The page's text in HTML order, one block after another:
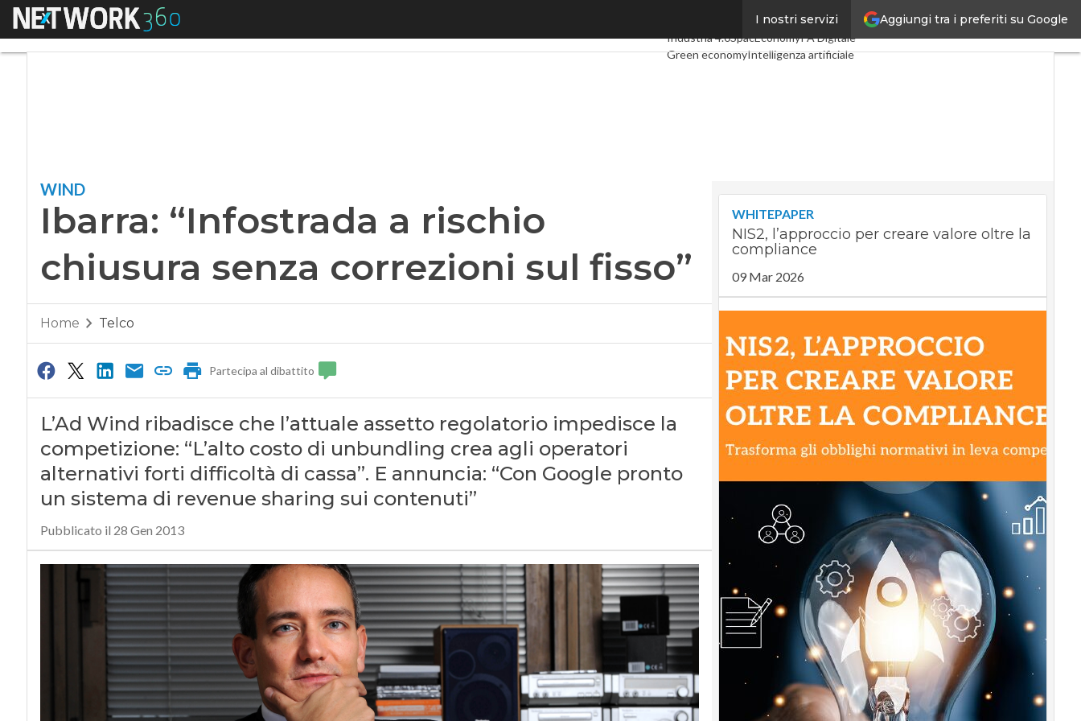
Aggiungi tra i preferiti su Google
I nostri servizi
Menu Digital EconomyTelco
Industria 4.0SpacEconomyPA Digitale
Green economyIntelligenza artificiale
WIND
Ibarra: “Infostrada a rischio
chiusura senza correzioni sul fisso”
Home Telco
Partecipa al dibattito
L’Ad Wind ribadisce che l’attuale assetto regolatorio impedisce la
competizione: “L’alto costo di unbundling crea agli operatori
alternativi forti difficoltà di cassa”. E annuncia: “Con Google pronto
un sistema di revenue sharing sui contenuti”
Pubblicato il 28 Gen 2013
WHITEPAPER
NIS2, l’approccio per creare valore oltre la
compliance
09 Mar 2026